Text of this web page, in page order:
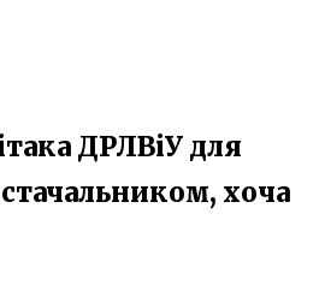
ДРЛВіУ для
хоча